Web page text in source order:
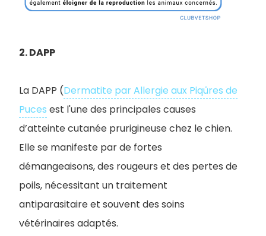
2. DAPP
La DAPP (Dermatite par Allergie aux Piqûres de
Puces est l'une des principales causes
d’atteinte cutanée prurigineuse chez le chien.
Elle se manifeste par de fortes
démangeaisons, des rougeurs et des pertes de
poils, nécessitant un traitement
antiparasitaire et souvent des soins
vétérinaires adaptés.